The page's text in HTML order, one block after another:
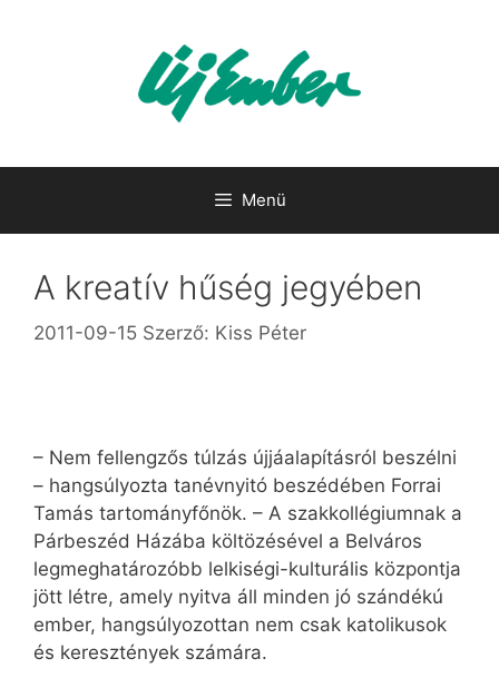
Menü
A kreatív hűség jegyében
2011-09-15 Szerző: Kiss Péter
– Nem fellengzős túlzás újjáalapításról beszélni
– hangsúlyozta tanévnyitó beszédében Forrai
Tamás tartományfőnök. – A szakkollégiumnak a
Párbeszéd Házába költözésével a Belváros
legmeghatározóbb lelkiségi-kulturális központja
jött létre, amely nyitva áll minden jó szándékú
ember, hangsúlyozottan nem csak katolikusok
és keresztények számára.